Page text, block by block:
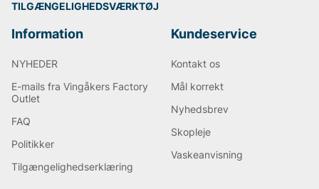
TILGÆNGELIGHEDSVÆRKTØJ
Information
NYHEDER
E-mails fra Vingåkers Factory
Outlet
FAQ
Politikker
Tilgængelighedserklæring
Kundeservice
Kontakt os
Mål korrekt
Nyhedsbrev
Skopleje
Vaskeanvisning